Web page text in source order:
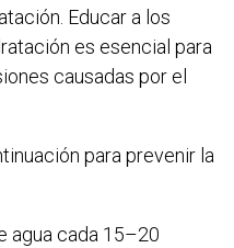
Educar a los
es esencial para
causadas por el
para prevenir la
agua cada 15–20